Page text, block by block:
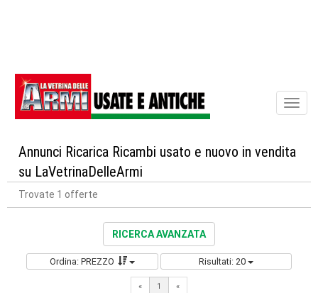
Annunci Ricarica Ricambi usato e nuovo in vendita
su LaVetrinaDelleArmi
Trovate 1 offerte
RICERCA AVANZATA
Ordina: PREZZO Risultati: 20
« 1 «